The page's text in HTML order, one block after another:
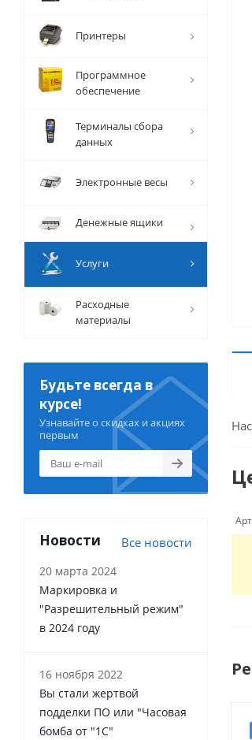
Принтеры
Программное
обеспечение
Терминалы сбора
данных
Электронные весы
Денежные ящики
Услуги
Расходные
материалы
Будьте всегда в
курсе!
Узнавайте о скидках и акциях
первым
Новости Все новости
20 марта 2024
Маркировка и
"Разрешительный режим"
в 2024 году
16 ноября 2022
Вы стали жертвой
подделки ПО или "Часовая
бомба от "1С"